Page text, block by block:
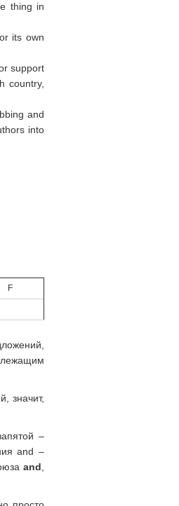
thing in
its own
support
country,
and
into
F
значит,
–
and –
and